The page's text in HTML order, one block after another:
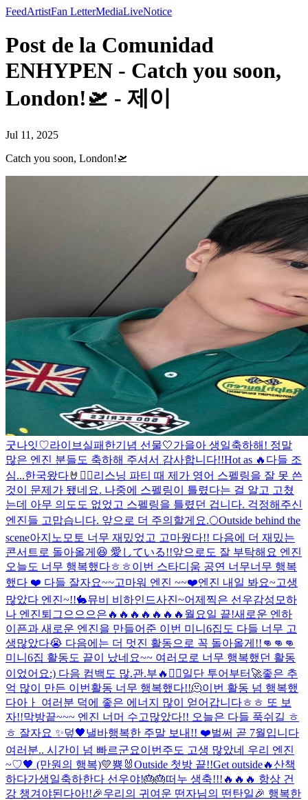
FeedArtistFan LetterMediaLiveNotice
Post de la Comunidad
ENHYPEN - Catch you soon,
London!🛫 - 제이
Jul 11, 2025
Catch you soon, London!🛫
굿나잇♡라이브실패한기념 선물🤍가을아 생일축하해! 정말
많은 엔진 분들도 축하해 주셔서 감사합니다!!Hot as 🔥 다들 조
심...한국왔다🤘❤️‍🔥리스닝 파티 때 제가 영어 스펠링을 잘 못 쓴
것이 문제가 됐네요. 나중에 스펠링이 틀렸다는 걸 알고 고쳤
는데 아무 의도도 없었고 스펠링을 틀렸던 겁니다. 걱정해주신
엔진들 고맙습니다. 앞으로 더 주의할게요.🌕Outside behind the
scene아지노모토 너무 재밌었고 고마웠다!! 다음에 더 재밌는
콘서트로 돌아올게😆 愛している!!앞으로도 잘 부탁해요 엔진
오늘도 너무 행복했다ㅎㅎ이번 스타디움 공연 너무너무 행복
했다 ❤️ 다들 잘자요~~고마워 엔진 ~~❤️엔진 내일 봐요~고생
많았다 엔진~!!🐇뮤비 비하인드사진~어제찍은 선우감성 모하
나 엔진퇴그으으으은 🔥🔥🔥🔥🔥🔥🔥 월요일 끝!새로운 엔하
이픈과 새로운 엔진을 만들어준 이번 미니6집도 다들 너무 고
생많았다😭 다음에는 더 멋진 활동으로 꼭 돌아올게!!👊👊👊
미니6집 활동도 끝이 났네요~~ 여러모로 너무 행복했던 활동
이었어요:) 다음 컴백도 많.관.부🔥❤️‍🔥일단 투어부터🚀좋은 추
억 많이 만든 이번활동 너무 행복했다!!🫠이번 활동 넘 행복했
다아ㅏ 여러분 덕에 좋은 에너지 많이 얻어갑니다ㅎㅎ 또 보
자!!막방끝~~~ 엔진 너머 수고많았다!! 오늘은 다들 푹쉬길 ㅎ
ㅎ 잘자요 ✨️덮🖤낼바행복한 주말 보내!! ❤️벌써 곧 7월입니다
여러분.. 시간이 넘 빠르군요이번주도 고생 많았네 우리 엔진
~♡🖤 (만원의 행복)💛뿅🐰Outside 첫방 끝!!Get outside🔥산책
하다가생일축하한다 선우야!🎂🎂떠누 생축!!!🔥🔥🔥 항상 건
강 챙겨야된다아!!🎉우리의 귀여운 떤자님의 떤탄일🎉 행복한